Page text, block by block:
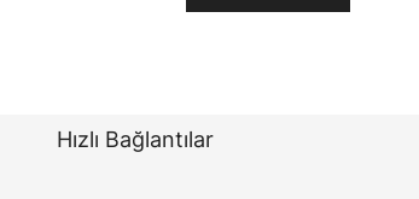
Hızlı Bağlantılar